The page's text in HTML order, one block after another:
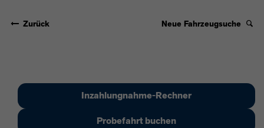
Zurück Neue Fahrzeugsuche
Inzahlungnahme-Rechner
Probefahrt buchen